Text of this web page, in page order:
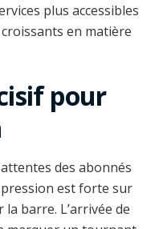
plus accessibles
en matière
pour
des abonnés
est forte sur
barre. L’arrivée de